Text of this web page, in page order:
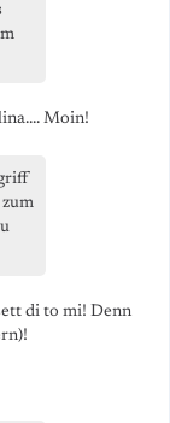
Moin!
di to mi! Denn